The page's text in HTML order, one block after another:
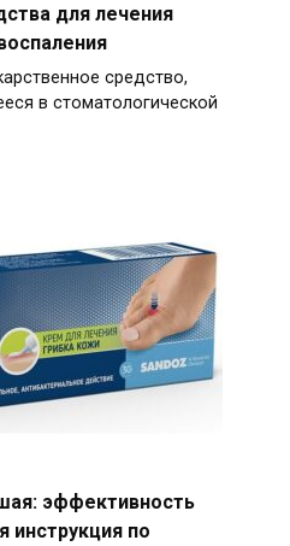
для лечения
средство,
в стоматологической
эффективность
инструкция по